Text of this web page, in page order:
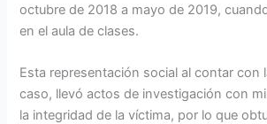
octubre de 2018 a mayo de 2019,
en el aula de clases.
Esta representación social al contar con
caso, llevó actos de investigación con
la integridad de la víctima, por lo que